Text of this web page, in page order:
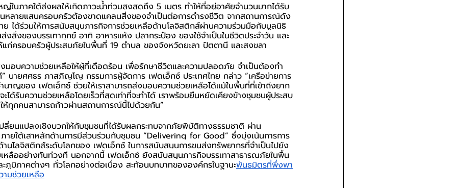
ในภาคใต้ส่งผลให้เกิดภาวะน้ำท่วมสูงสุดถึง 5 เมตร ทำให้ที่อยู่อาศัยจำนวนมากได้รับ
นหลายแสนครอบครัวต้องขาดแคลนสิ่งของจำเป็นต่อการดำรงชีวิต จากสถานการณ์ดัง
ย ได้ร่วมให้การสนับสนุนภารกิจการช่วยเหลือด้านโลจิสติกส์ผ่านความร่วมมือกับมูลนิธิ
งสิ่งของบรรเทาทุกข์ อาทิ อาหารแห้ง ปลากระป๋อง ของใช้จำเป็นในชีวิตประจำวัน และ
ก่ครอบครัวผู้ประสบภัยในพื้นที่ 19 ตำบล ของจังหวัดยะลา ปัตตานี และสงขลา
งมอบความช่วยเหลือให้ผู้ที่เดือดร้อน เพื่อรักษาชีวิตและความปลอดภัย จำเป็นต้องทำ
นายศศธร ภาสภิญโญ กรรมการผู้จัดการ เฟดเอ็กซ์ ประเทศไทย กล่าว “เครือข่ายการ
นาญของ เฟดเอ็กซ์ ช่วยให้เราสามารถส่งมอบความช่วยเหลือได้แม้ในพื้นที่ที่เข้าถึงยาก
ะได้รับความช่วยเหลือโดยเร็วที่สุดเท่าที่จะทำได้ เราพร้อมยืนหยัดเคียงข้างชุมชนผู้ประสบ
ห้ทุกคนสามารถก้าวผ่านสถานการณ์นี้ไปด้วยกัน”
ลี่ยนแปลงเชิงบวกให้กับชุมชนที่ได้รับผลกระทบจากภัยพิบัติทางธรรมชาติ ผ่าน
ายใต้เสาหลักด้านการมีส่วนร่วมกับชุมชน “Delivering for Good” ซึ่งมุ่งเน้นการการ
นโลจิสติกส์ระดับโลกของ เฟดเอ็กซ์ ในการสนับสนุนการขนส่งทรัพยากรที่จำเป็นไปยัง
หลืออย่างทันท่วงที นอกจากนี้ เฟดเอ็กซ์ ยังสนับสนุนภารกิจบรรเทาสาธารณภัยในพื้น
ภูมิภาคต่างๆ ทั่วโลกอย่างต่อเนื่อง สะท้อนบทบาทขององค์กรในฐานะพันธมิตรที่พึ่งพา
มช่วยเหลือ